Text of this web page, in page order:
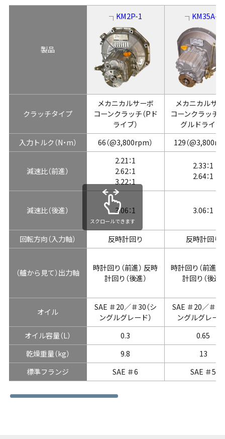
製品
KM2P-1 KM35A-2
クラッチタイプ
メカニカルサーボ
コーンクラッチ（Pド
ライブ）
メカニカルサ
コーンクラッチ
グルドライブ
入力トルク（N・m）
66（@3,800rpm） 129（
減速比（前進）
2.21：1
2.62：1
3.22：1
2.33：1
2.64：1
減速比（後進） 3.06：1 3.06：1
回転方向（入力軸） 反時計回り 反時計回り
（艫から見て）出力軸
時計回り（前進） 反時
計回り（後進）
時計回り（前進）
計回り（後進）
オイル
SAE ＃20／＃30（シ
ングルグレード）
SAE ＃20／＃30
ングルグレード
オイル容量（L）
0.3
0.65
乾燥重量（kg）
9.8
13
標準フランジ
SAE ＃6 SAE ＃5
スクロールできます